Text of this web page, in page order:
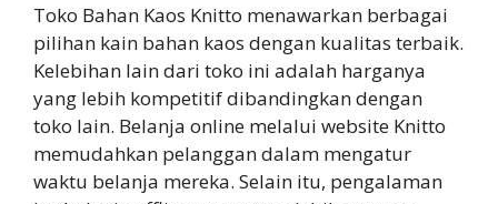
Toko Bahan Kaos Knitto menawarkan berbagai
pilihan kain bahan kaos dengan kualitas terbaik.
Kelebihan lain dari toko ini adalah harganya
yang lebih kompetitif dibandingkan dengan
toko lain. Belanja online melalui website Knitto
memudahkan pelanggan dalam mengatur
waktu belanja mereka. Selain itu, pengalaman